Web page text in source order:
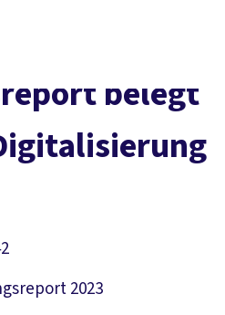
Service
Mitmachen Politik
belegt
2023